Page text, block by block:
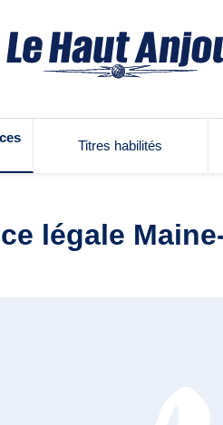
Titres habilités
légale